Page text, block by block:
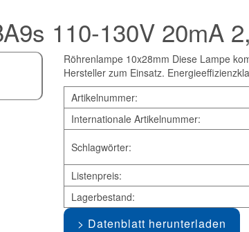
110-130V 20mA
Röhrenlampe 10x28mm Diese Lampe
Hersteller zum Einsatz.
Artikelnummer:
Internationale Artikelnummer:
Schlagwörter:
Listenpreis:
Lagerbestand:
Datenblatt herunterladen